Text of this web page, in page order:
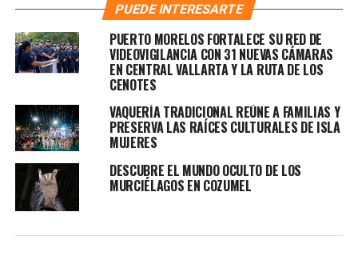
PUEDE INTERESARTE
PUERTO MORELOS FORTALECE SU RED DE
VIDEOVIGILANCIA CON 31 NUEVAS CÁMARAS
EN CENTRAL VALLARTA Y LA RUTA DE LOS
CENOTES
VAQUERÍA TRADICIONAL REÚNE A FAMILIAS Y
PRESERVA LAS RAÍCES CULTURALES DE ISLA
MUJERES
DESCUBRE EL MUNDO OCULTO DE LOS
MURCIÉLAGOS EN COZUMEL